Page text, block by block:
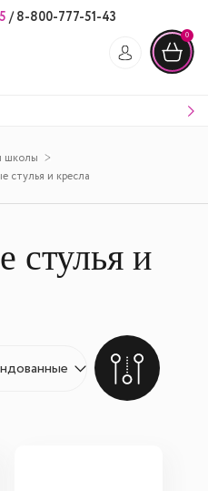
/8-800-777-51-43
0
школы
стулья и кресла
стулья и